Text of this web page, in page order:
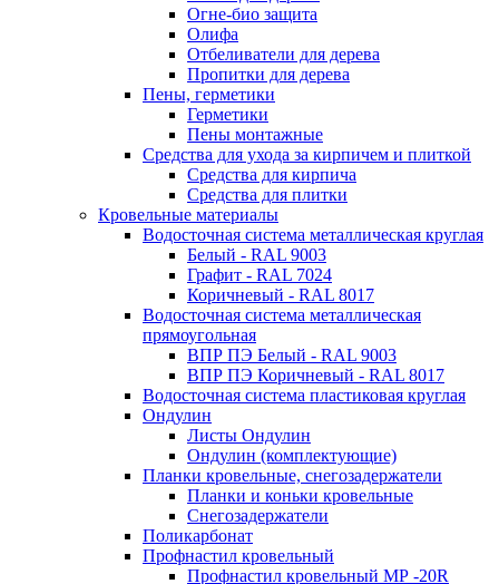
Огне-био защита
Олифа
Отбеливатели для дерева
Пропитки для дерева
Пены, герметики
Герметики
Пены монтажные
Средства для ухода за кирпичем и плиткой
Средства для кирпича
Средства для плитки
Кровельные материалы
Водосточная система металлическая круглая
Белый - RAL 9003
Графит - RAL 7024
Коричневый - RAL 8017
Водосточная система металлическая
прямоугольная
ВПР ПЭ Белый - RAL 9003
ВПР ПЭ Коричневый - RAL 8017
Водосточная система пластиковая круглая
Ондулин
Листы Ондулин
Ондулин (комплектующие)
Планки кровельные, снегозадержатели
Планки и коньки кровельные
Снегозадержатели
Поликарбонат
Профнастил кровельный
Профнастил кровельный МР -20R